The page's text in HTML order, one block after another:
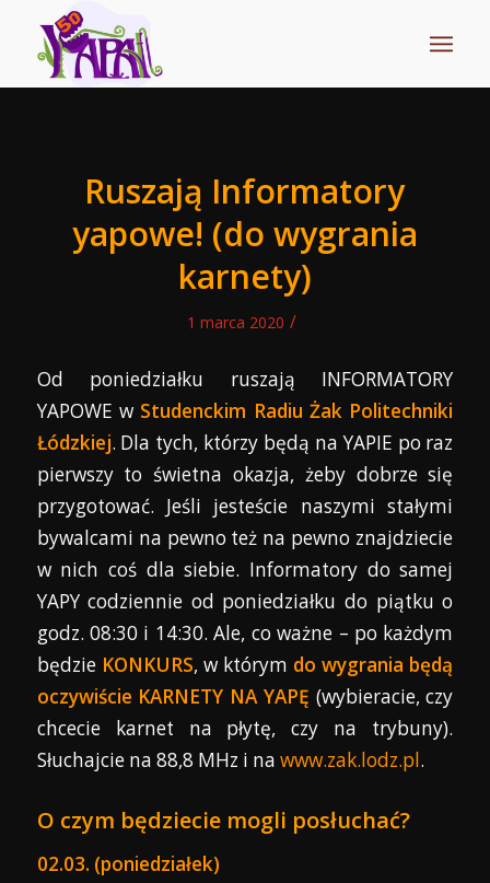
Ruszają Informatory
yapowe! (do wygrania
karnety)
1 marca 2020 /
Od poniedziałku ruszają INFORMATORY
YAPOWE w Studenckim Radiu Żak Politechniki
Łódzkiej. Dla tych, którzy będą na YAPIE po raz
pierwszy to świetna okazja, żeby dobrze się
przygotować. Jeśli jesteście naszymi stałymi
bywalcami na pewno też na pewno znajdziecie
w nich coś dla siebie. Informatory do samej
YAPY codziennie od poniedziałku do piątku o
godz. 08:30 i 14:30. Ale, co ważne – po każdym
będzie KONKURS, w którym do wygrania będą
oczywiście KARNETY NA YAPĘ (wybieracie, czy
chcecie karnet na płytę, czy na trybuny).
Słuchajcie na 88,8 MHz i na www.zak.lodz.pl.
O czym będziecie mogli posłuchać?
02.03. (poniedziałek)